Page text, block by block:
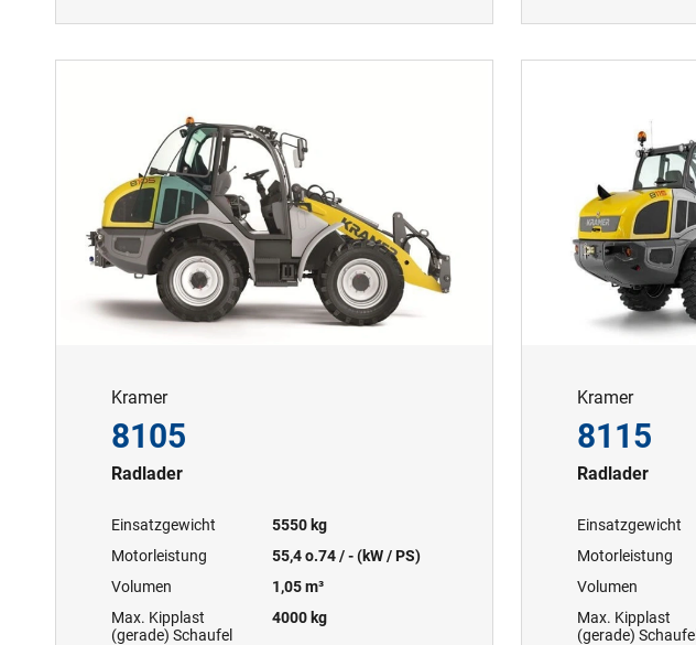
Kramer
8105
Radlader
Einsatzgewicht
5550 kg
Motorleistung
55,4 o.74 / - (kW / PS)
Volumen
1,05 m³
Max. Kipplast
(gerade) Schaufel
4000 kg
Kramer
8115
Radlader
Einsatzgewicht
Motorleistung
Volumen
Max. Kipplast
(gerade) Schaufel